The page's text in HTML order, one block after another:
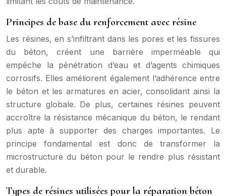
Principes de base du renforcement avec résine
Les résines, en s’infiltrant dans les pores et les fissures
du béton, créent une barrière imperméable qui
empêche la pénétration d’eau et d’agents chimiques
corrosifs. Elles améliorent également l’adhérence entre
le béton et les armatures en acier, consolidant ainsi la
structure globale. De plus, certaines résines peuvent
accroître la résistance mécanique du béton, le rendant
plus apte à supporter des charges importantes. Le
principe fondamental est donc de transformer la
microstructure du béton pour le rendre plus résistant
et durable.
Types de résines utilisées pour la réparation béton